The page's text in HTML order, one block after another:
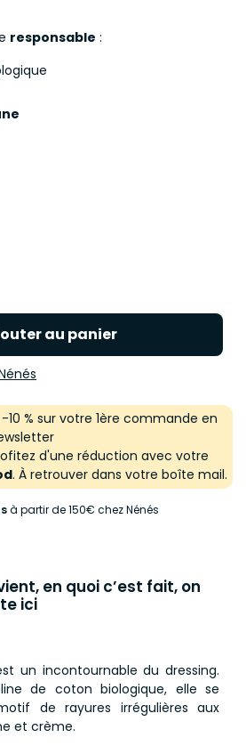
responsable :
au panier
-10 % sur votre 1ère commande en
d'une réduction avec votre
. À retrouver dans votre boîte mail.
à partir de 150€ chez Nénés
en quoi c’est fait, on
ici
un incontournable du dressing.
de coton biologique, elle se
de rayures irrégulières aux
et crème.